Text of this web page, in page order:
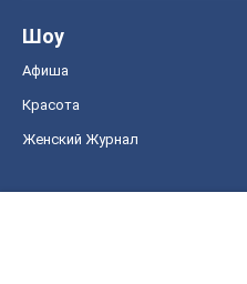
Шоу
Афиша
Красота
Женский Журнал